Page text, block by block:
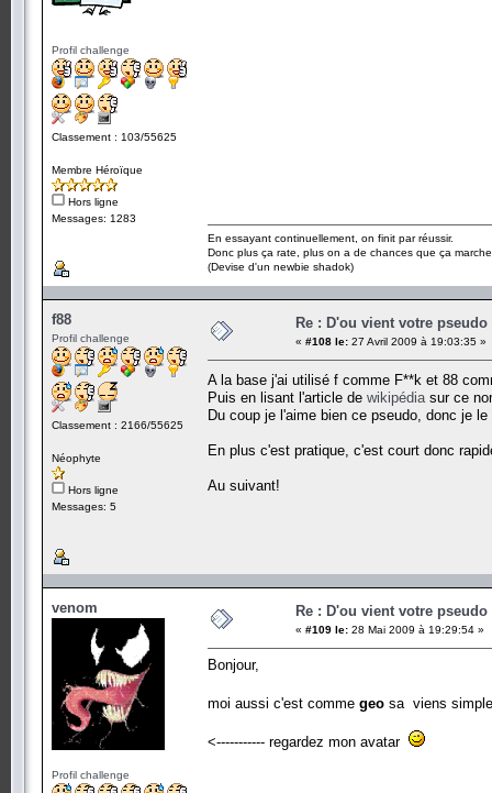
Profil challenge
Classement : 103/55625
Membre Héroïque
Hors ligne
Messages: 1283
En essayant continuellement, on finit par réussir.
Donc plus ça rate, plus on a de chances que ça
(Devise d'un newbie shadok)
f88
Profil challenge
Classement : 2166/55625
Néophyte
Hors ligne
Messages: 5
Re : D'ou vient votre pseudo
« #108 le: 27 Avril 2009 à 19:03:35 »
A la base j'ai utilisé f comme F**k et 88
Puis en lisant l'article de wikipédia sur ce
Du coup je l'aime bien ce pseudo, donc je le
En plus c'est pratique, c'est court donc
Au suivant!
venom
Profil challenge
Re : D'ou vient votre pseudo
« #109 le: 28 Mai 2009 à 19:29:54 »
Bonjour,
moi aussi c'est comme geo sa viens
<----------- regardez mon avatar